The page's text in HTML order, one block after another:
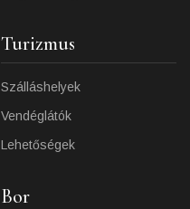
Turizmus
Szálláshelyek
Vendéglátók
Lehetőségek
Bor